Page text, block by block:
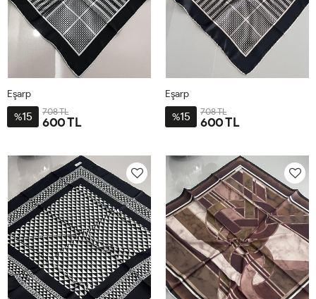
Eşarp
%15 708 TL
600 TL
Eşarp
%15 708 TL
600 TL